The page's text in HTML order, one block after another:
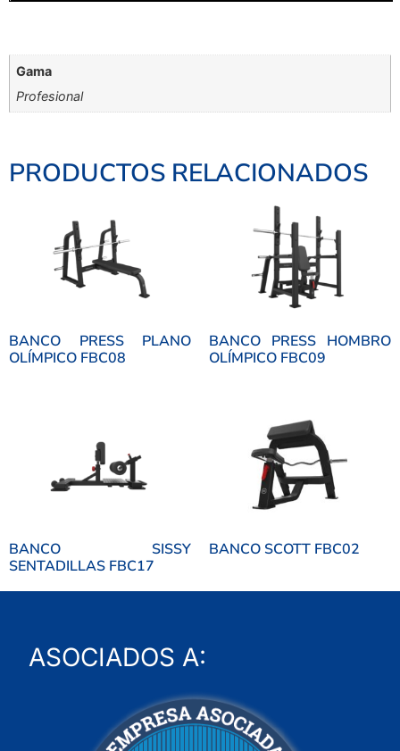
Gama
Profesional
PRODUCTOS RELACIONADOS
BANCO PRESS PLANO
OLÍMPICO FBC08
BANCO PRESS HOMBRO
OLÍMPICO FBC09
BANCO SISSY
SENTADILLAS FBC17
BANCO SCOTT FBC02
ASOCIADOS A: